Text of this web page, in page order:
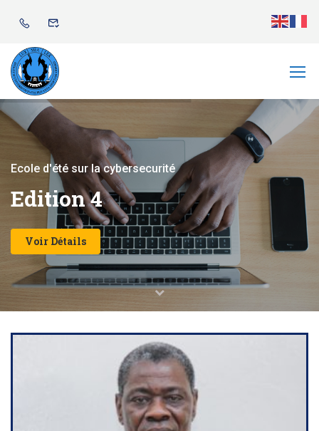
Ecole d'été sur la cybersecurité
Voir Détails
Edition4